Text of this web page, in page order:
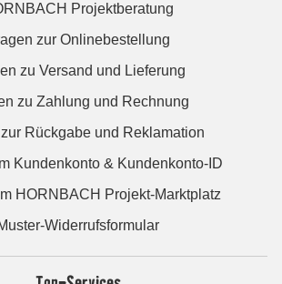
Projektberatung
zur Onlinebestellung
zu Versand und Lieferung
zu Zahlung und Rechnung
Rückgabe und Reklamation
Kundenkonto & Kundenkonto-ID
HORNBACH Projekt-Marktplatz
Widerrufsformular